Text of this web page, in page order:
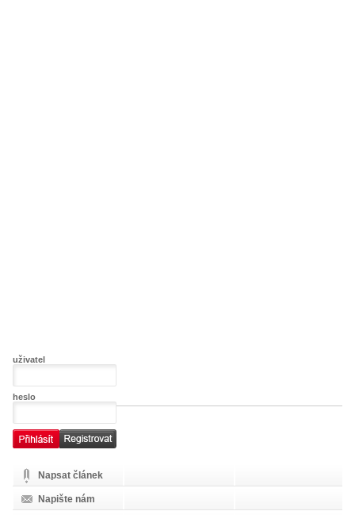
uživatel
heslo
Napsat článek
Napište nám